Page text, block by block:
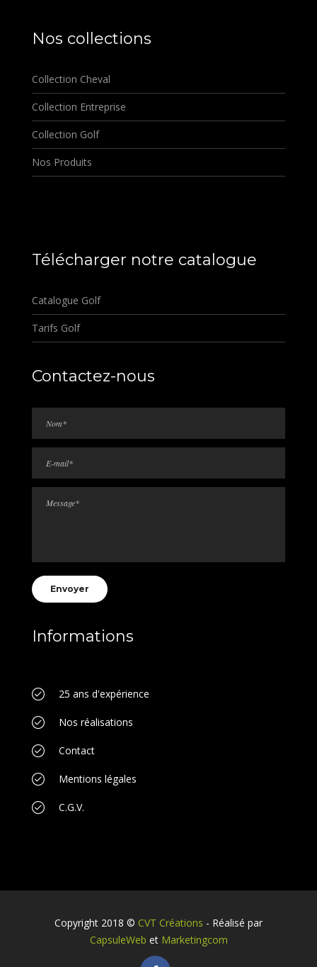
Nos collections
Collection Cheval
Collection Entreprise
Collection Golf
Nos Produits
Télécharger notre catalogue
Catalogue Golf
Tarifs Golf
Contactez-nous
Please leave this field empty.
Informations
25 ans d'expérience
Nos réalisations
Contact
Mentions légales
C.G.V.
Copyright 2018 © CVT Créations - Réalisé par
CapsuleWeb et Marketingcom